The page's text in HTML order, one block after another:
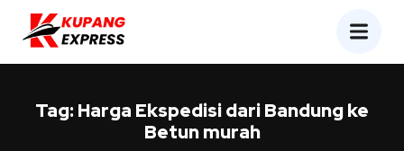
Tag: Harga Ekspedisi dari Bandung ke
Betun murah